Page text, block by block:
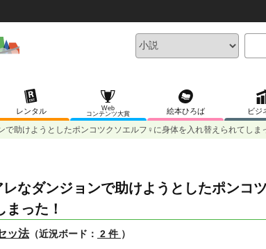
レンタル
Web
コンテンツ大賞
絵本ひろば ビジ
で助けようとしたポンコツクソエルフ♀に身体を入れ替えられてしま
なダンジョンで助けようとしたポンコ
まった！
ッ法（近況ボード： 2 件 ）